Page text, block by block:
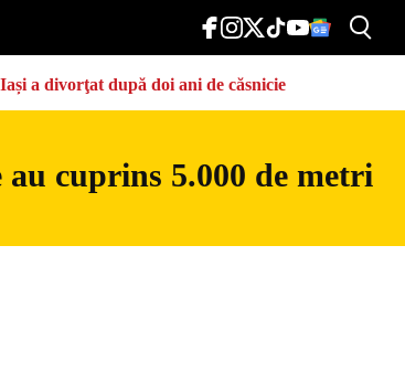
a divorţat după doi ani de căsnicie
cuprins 5.000 de metri